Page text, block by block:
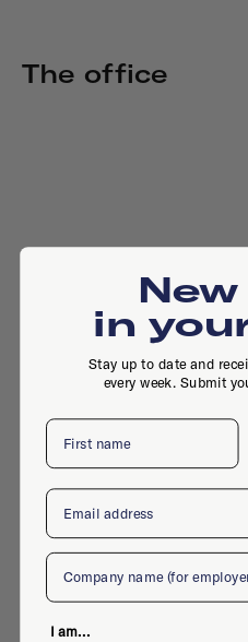
The office
in
Stay up to date and
every week. Submit
First name
Email
Company
I am...